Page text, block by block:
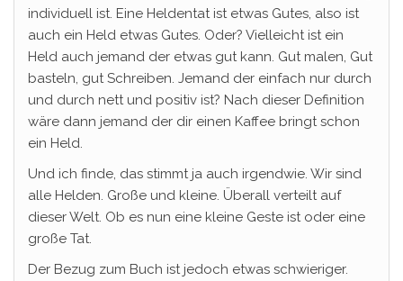
individuell ist. Eine Heldentat ist etwas Gutes, also ist
auch ein Held etwas Gutes. Oder? Vielleicht ist ein
Held auch jemand der etwas gut kann. Gut malen, Gut
basteln, gut Schreiben. Jemand der einfach nur durch
und durch nett und positiv ist? Nach dieser Definition
wäre dann jemand der dir einen Kaffee bringt schon
ein Held.
Und ich finde, das stimmt ja auch irgendwie. Wir sind
alle Helden. Große und kleine. Überall verteilt auf
dieser Welt. Ob es nun eine kleine Geste ist oder eine
große Tat.
Der Bezug zum Buch ist jedoch etwas schwieriger.